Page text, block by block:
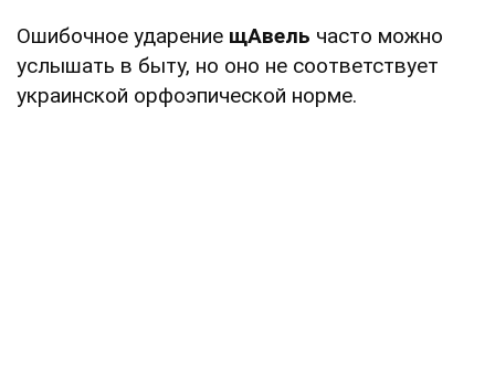
Ошибочное ударение щАвель часто можно
услышать в быту, но оно не соответствует
украинской орфоэпической норме.